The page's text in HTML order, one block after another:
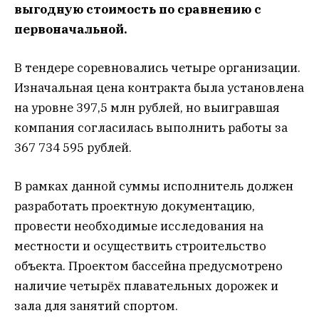
выгодную стоимость по сравнению с
первоначальной.
В тендере соревновались четыре организации.
Изначальная цена контракта была установлена
на уровне 397,5 млн рублей, но выигравшая
компания согласилась выполнить работы за
367 734 595 рублей.
В рамках данной суммы исполнитель должен
разработать проектную документацию,
провести необходимые исследования на
местности и осуществить строительство
объекта. Проектом бассейна предусмотрено
наличие четырёх плавательных дорожек и
зала для занятий спортом.